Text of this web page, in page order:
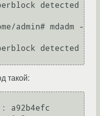
detected
admin# mdadm -
detected
такой: